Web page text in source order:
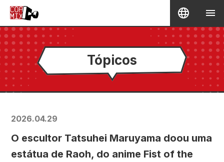
Tópicos
2026.04.29
O escultor Tatsuhei Maruyama doou uma
estátua de Raoh, do anime Fist of the